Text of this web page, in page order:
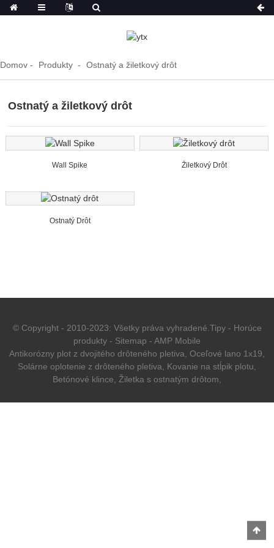
Domov Produkty Ostnatý a žiletkový drôt
Ostnatý a žiletkový drôt
Wall Spike Žiletkový Drôt
Ostnatý Drôt
© Copyright - 2010-2023: Všetky práva vyhradené.Tipy- Horúce
produkty - Sitemap - AMP Mobile
Antikorózny plot z dvojitého drôteného pletiva, Oceľové lano 1x19,
Solárne oplotenie z drôteného pletiva, Kovanie na stĺpik plotu,
Betónové klince, Žiletka s ostnatým drôtom,